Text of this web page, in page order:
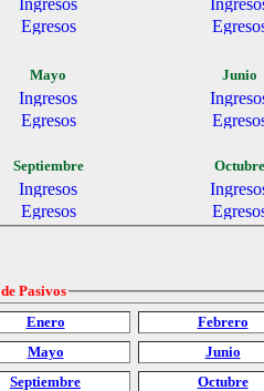
Mayo Junio
Septiembre Octubre
Detalle de Pasivos
Enero
Febrero
Mayo
Junio
Septiembre
Octubre